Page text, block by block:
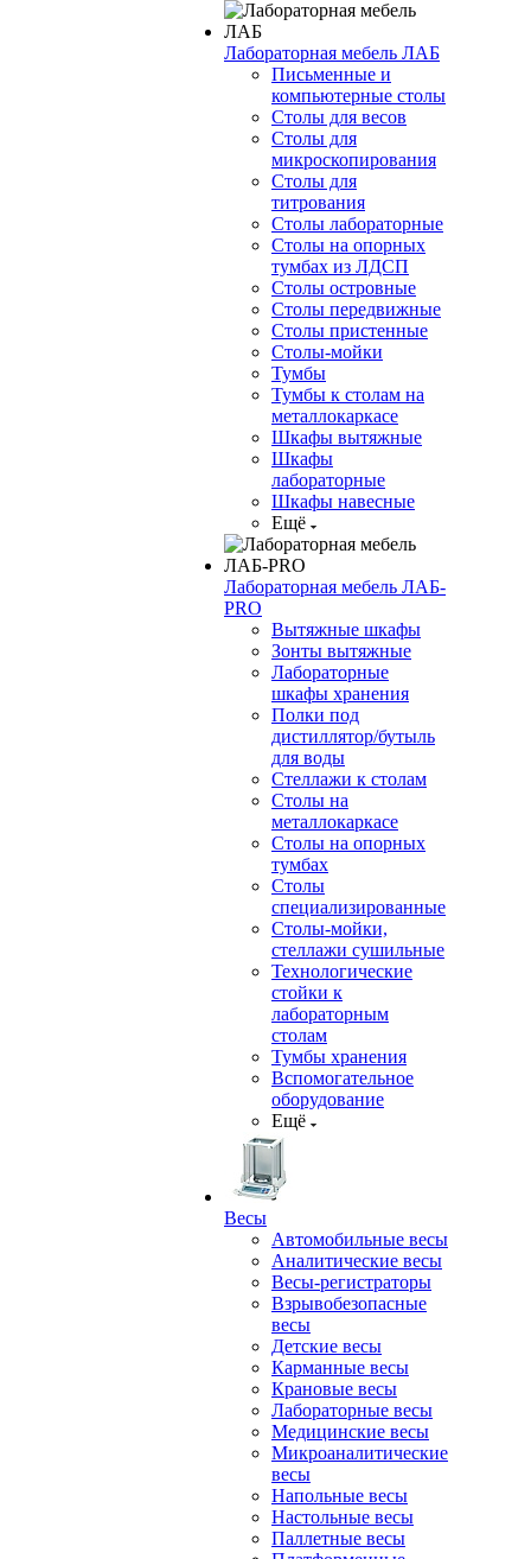
Лабораторная мебель ЛАБ
Письменные и
компьютерные столы
Столы для весов
Столы для
микроскопирования
Столы для
титрования
Столы лабораторные
Столы на опорных
тумбах из ЛДСП
Столы островные
Столы передвижные
Столы пристенные
Столы-мойки
Тумбы
Тумбы к столам на
металлокаркасе
Шкафы вытяжные
Шкафы
лабораторные
Шкафы навесные
Ещё
Лабораторная мебель ЛАБ-
PRO
Вытяжные шкафы
Зонты вытяжные
Лабораторные
шкафы хранения
Полки под
дистиллятор/бутыль
для воды
Стеллажи к столам
Столы на
металлокаркасе
Столы на опорных
тумбах
Столы
специализированные
Столы-мойки,
стеллажи сушильные
Технологические
стойки к
лабораторным
столам
Тумбы хранения
Вспомогательное
оборудование
Ещё
Весы
Автомобильные весы
Аналитические весы
Весы-регистраторы
Взрывобезопасные
весы
Детские весы
Карманные весы
Крановые весы
Лабораторные весы
Медицинские весы
Микроаналитические
весы
Напольные весы
Настольные весы
Паллетные весы